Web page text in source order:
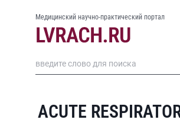
Медицинский научно-практический портал
ACUTE